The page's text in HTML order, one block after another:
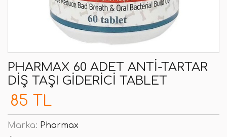
PHARMAX 60 ADET ANTI-TARTAR
DIŞ TAŞI GIDERICI TABLET
85 TL
Marka: Pharmax